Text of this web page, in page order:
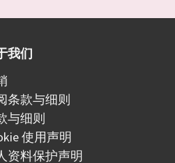
我们
条款与细则
与细则
使用声明
资料保护声明